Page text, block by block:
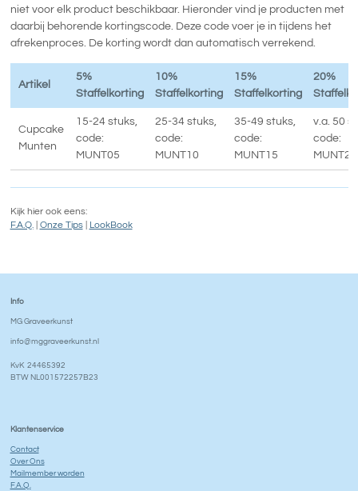
niet voor elk product beschikbaar. Hieronder vind je producten met
daarbij behorende kortingscode. Deze code voer je in tijdens het
afrekenproces. De korting wordt dan automatisch verrekend.
Artikel
5%
Staffelkorting
10%
Staffelkorting
15%
Staffelkorting
20%
Cupcake
Munten
15-24 stuks,
code:
MUNT05
25-34 stuks,
code:
MUNT10
35-49 stuks,
code:
MUNT15
v.a. 50
code:
MUNT20
Kijk hier ook eens:
F.A.Q.
Onze Tips| LookBook
Info
MG Graveerkunst
info@mggraveerkunst.nl
KvK 24465392
BTW NL001572257B23
Klantenservice
Contact
Over Ons
Mailmember worden
F.A.Q.